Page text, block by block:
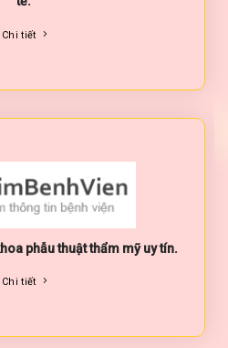
Chi tiết
phẫu thuật thẩm mỹ uy tín.
Chi tiết